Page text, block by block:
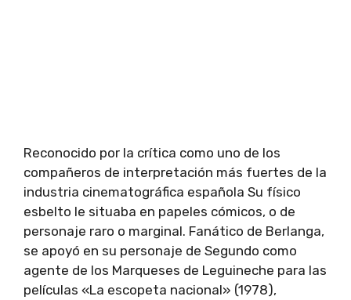
Reconocido por la crítica como uno de los
compañeros de interpretación más fuertes de la
industria cinematográfica española Su físico
esbelto le situaba en papeles cómicos, o de
personaje raro o marginal. Fanático de Berlanga,
se apoyó en su personaje de Segundo como
agente de los Marqueses de Leguineche para las
películas «La escopeta nacional» (1978),